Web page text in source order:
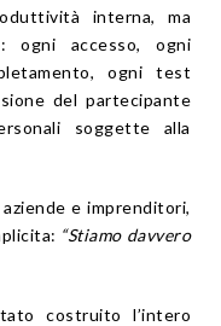
interna, ma
ogni accesso, ogni
ogni test
del partecipante
soggette alla
e imprenditori,
“Stiamo davvero
costruito l’intero